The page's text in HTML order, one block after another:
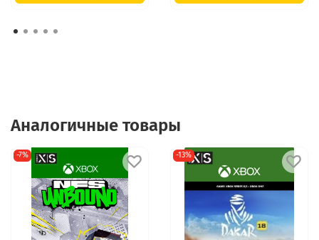
Аналогичные товары
-7% -13%